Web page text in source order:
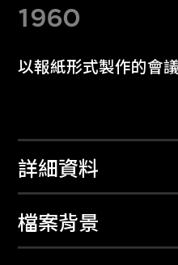
1960
以報紙形式製作的會
詳細資料
檔案背景